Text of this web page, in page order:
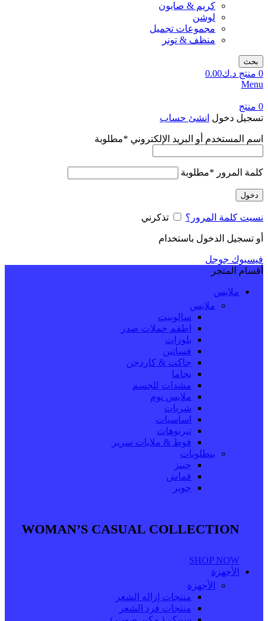
كريم & صابون
لوشن
مجموعات تجميل
منظف & تونر
بحث
0 منتج د.ك0.00
Menu
0 منتج
تسجيل دخول انشئ حساب
اسم المستخدم أو البريد الإلكتروني *مطلوبة
كلمة المرور *مطلوبة
دخول
نسيت كلمة المرور؟ تذكرني
أو تسجيل الدخول باستخدام
فيسبوك جوجل
أقسام المتجر
ملابس
ملابس
سالوبيت
اطقم حملات صدر
بلوزات
فساتين
جاكت & كاردجن
بجاما
مشدات للجسم
ملابس نوم
شربات
اساسيات
تيرنوهات
فوط & ملايات سرير
بنطلونات
جينز
قماش
جوبر
WOMAN’S CASUAL COLLECTION
SHOP NOW
الأجهزة
الأجهزة
منتجات إزاله الشعر
منتجات فرد الشعر